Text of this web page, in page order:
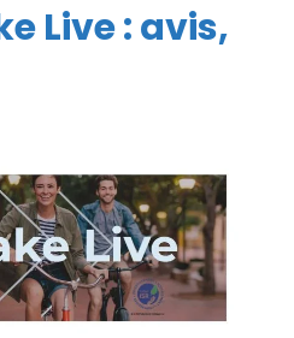
Live : avis,